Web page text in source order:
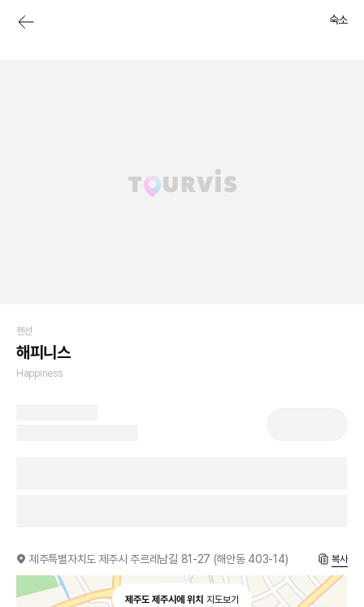
숙소
펜션
해피니스
Happiness
제주특별자치도 제주시 주르레남길 81-27 (해안동 403-14) 복사
제주도 제주시에 위치 지도보기